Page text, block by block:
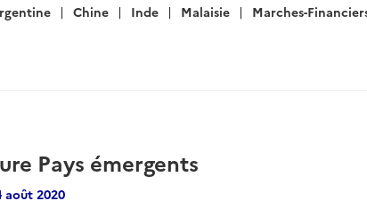
Chine Inde Malaisie Marches-
Pays émergents
août 2020